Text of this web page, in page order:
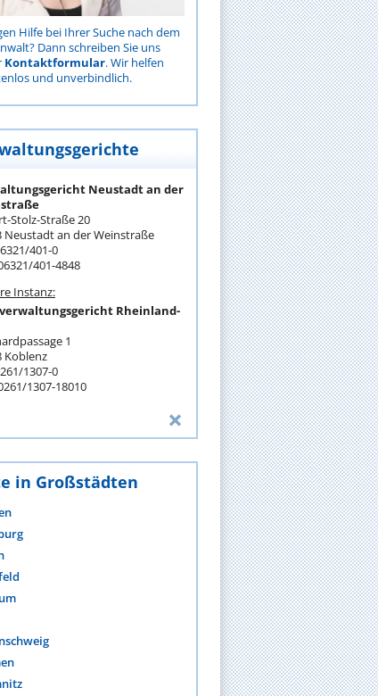
Hilfe bei Ihrer Suche nach dem
Dann schreiben Sie uns
Kontaktformular. Wir helfen
und unverbindlich.
Neustadt an der
Stolz-Straße 20
Neustadt an der Weinstraße
401-0
401-4848
Instanz:
Rheinland-
1
Koblenz
1307-0
1307-18010
in Großstädten